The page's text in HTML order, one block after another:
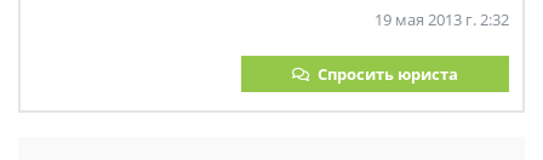
19 мая 2013 г. 2:32
Спросить юриста